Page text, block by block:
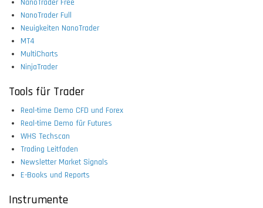
NanoTrader Free
NanoTrader Full
Neuigkeiten NanoTrader
MT4
MultiCharts
NinjaTrader
Tools für Trader
Real-time Demo CFD und Forex
Real-time Demo für Futures
WHS Techscan
Trading Leitfaden
Newsletter Market Signals
E-Books und Reports
Instrumente